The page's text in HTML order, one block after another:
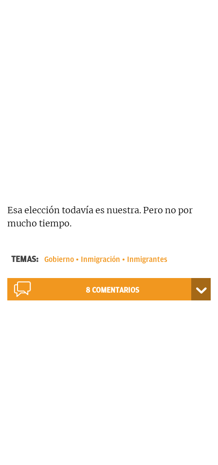
Esa elección todavía es nuestra. Pero no por
mucho tiempo.
TEMAS: Gobierno Inmigración Inmigrantes
8 COMENTARIOS